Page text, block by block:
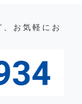
お気軽にお